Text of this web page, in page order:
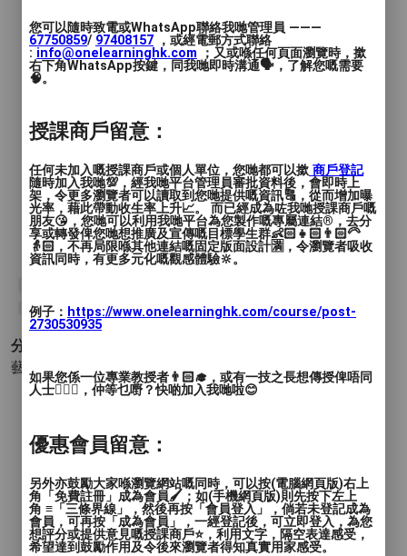
#療癒 #開心 #放鬆
分類 :
藝術與設計 - 繪畫- 流體畫 其他 (繪畫)
您可以隨時致電或WhatsApp聯絡我哋管理員 ———
67750859/ 97408157 ，或經電郵方式聯絡
: info@onelearninghk.com ；又或喺任何頁面瀏覽時，撳
右下角WhatsApp按鍵，同我哋即時溝通🗣️，了解您嘅需要
🧠。
授課商戶留意：
任何未加入嘅授課商戶或個人單位，您哋都可以撳 商戶登記
隨時加入我哋💯，經我哋平台管理員審批資料後，會即時上
架，令更多瀏覽者可以讀取到您哋提供嘅資訊🔠，從而增加曝
光率，藉此帶動收生率上升📈。 而已經成為咗我哋授課商戶嘅
朋友😘，您哋可以利用我哋平台為您製作嘅專屬連結®️，去分
享或轉發俾您哋想推廣及宣傳嘅目標學生群👶🏻👧🏻👨🏻‍🦳
👵🏻，不再局限喺其他連結嘅固定版面設計🈵，令瀏覽者吸收
資訊同時，有更多元化嘅觀感體驗🔆。
例子： https://www.onelearninghk.com/course/post-
2730530935
如果您係一位專業教授者👨🏻‍🎓，或有一技之長想傳授俾唔同
人士🙋🏻‍♂️，仲等乜嘢？快啲加入我哋啦😊
優惠會員留意：
另外亦鼓勵大家喺瀏覽網站嘅同時，可以按(電腦網頁版)右上
角「免費註冊」成為會員🖌️；如(手機網頁版)則先按下左上
角 ≡「三條界線」，然後再按「會員登入」，倘若未登記成為
會員，可再按「成為會員」，一經登記後，可立即登入，為您
想評分或提供意見嘅授課商戶⭐️，利用文字，隔空表達感受，
希望達到鼓勵作用及令後來瀏覽者得知真實用家感受。